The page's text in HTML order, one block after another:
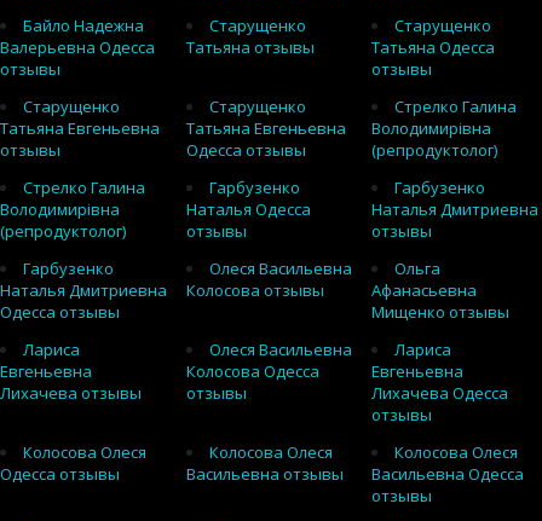
Байло Надежна
Валерьевна Одесса
отзывы
Старущенко
Татьяна отзывы
Старущенко
Татьяна Одесса
отзывы
Старущенко
Татьяна Евгеньевна
отзывы
Старущенко
Татьяна Евгеньевна
Одесса отзывы
Стрелко Галина
Володимирівна
(репродуктолог)
Стрелко Галина
Володимирівна
(репродуктолог)
Гарбузенко
Наталья Одесса
отзывы
Гарбузенко
Наталья Дмитриевна
отзывы
Гарбузенко
Наталья Дмитриевна
Одесса отзывы
Олеся Васильевна
Колосова отзывы
Ольга
Афанасьевна
Мищенко отзывы
Лариса
Евгеньевна
Лихачева отзывы
Олеся Васильевна
Колосова Одесса
отзывы
Лариса
Евгеньевна
Лихачева Одесса
отзывы
Колосова Олеся
Одесса отзывы
Колосова Олеся
Васильевна отзывы
Колосова Олеся
Васильевна Одесса
отзывы